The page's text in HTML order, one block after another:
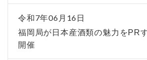
令和7年06月16日
福岡局が日本産酒類の魅力をPR
開催